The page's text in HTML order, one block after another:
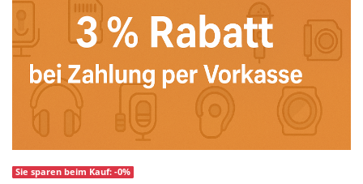
Sie sparen beim Kauf: -0%